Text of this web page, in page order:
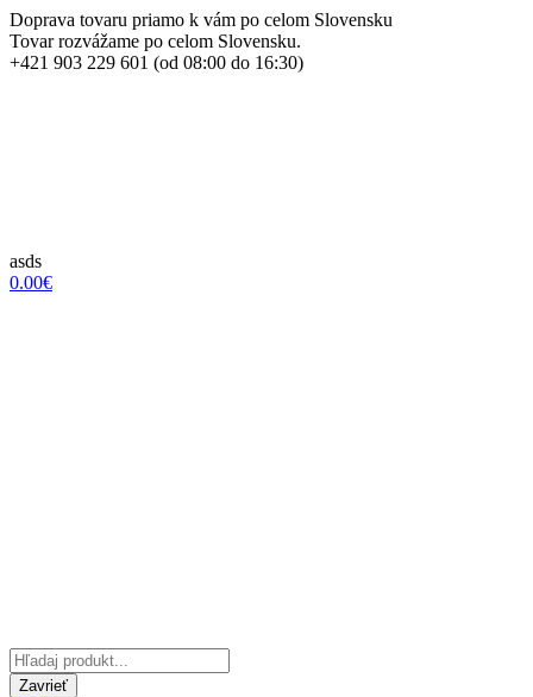
Doprava tovaru priamo k vám po celom Slovensku
Tovar rozvážame po celom Slovensku.
+421 903 229 601 (od 08:00 do 16:30)
asds
0.00€
Zavrieť